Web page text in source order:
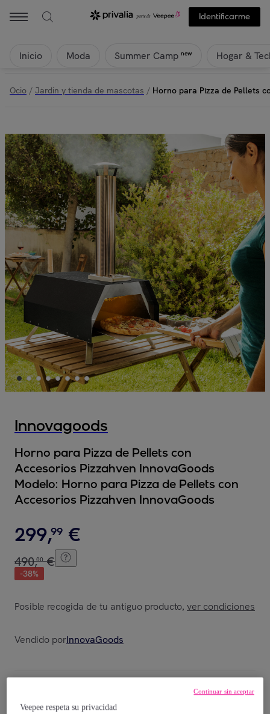
Identificarme
Inicio Moda Summer Camp new Hogar &
Ocio / Jardin y tienda de mascotas / Horno para Pizza de Pellets
Innovagoods
Horno para Pizza de Pellets con
Accesorios Pizzahven InnovaGoods
Modelo: Horno para Pizza de Pellets con
Accesorios Pizzahven InnovaGoods
299,99 €
490,00 €
-38%
Posible recogida de tu antiguo producto, ver condiciones
Vendido porInnovaGoods
Entrega
Veepee respeta su privacidad
Continuar sin aceptar